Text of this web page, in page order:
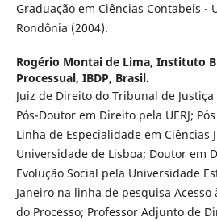
Graduação em Ciências Contabeis -
Rondônia (2004).
Rogério Montai de Lima, Instituto
Processual, IBDP, Brasil.
Juiz de Direito do Tribunal de
Pós-Doutor em Direito pela UERJ;
Linha de Especialidade em Ciências
Universidade de Lisboa; Doutor em
Evolução Social pela Universidade
Janeiro na linha de pesquisa Acesso
do Processo; Professor Adjunto de